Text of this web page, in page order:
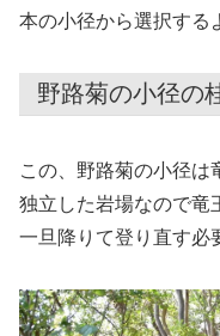
本の小径から選択する
野路菊の小径の
この、野路菊の小径は
独立した岩場なので竜
一旦降りて登り直す必